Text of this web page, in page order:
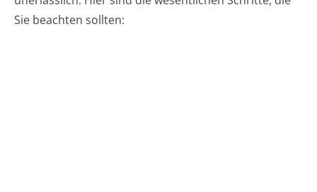
Sie beachten sollten: